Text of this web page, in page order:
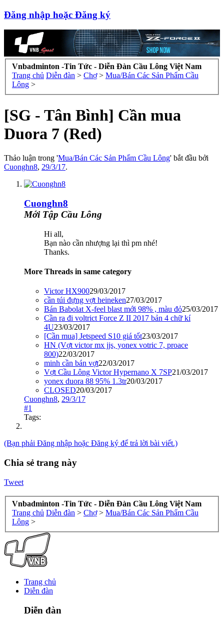
Đăng nhập hoặc Đăng ký
Vnbadminton -Tin Tức - Diễn Đàn Cầu Lông Việt Nam
Trang chủ Diễn đàn > Chợ > Mua/Bán Các Sản Phẩm Cầu
Lông >
[SG - Tân Bình] Cần mua
Duora 7 (Red)
Thảo luận trong 'Mua/Bán Các Sản Phẩm Cầu Lông' bắt đầu bởi
Cuonghn8, 29/3/17.
Cuonghn8
Mới Tập Cầu Lông
Hi all,
Bạn nào cần nhượng lại thì pm nhé!
Thanks.
More Threads in same category
Victor HX90029/03/2017
cần túi đựng vợt heineken27/03/2017
Bán Babolat X-feel blast mới 98% , màu đỏ25/03/2017
Cần ra đi voltrict Force Z II 2017 bản 4 chữ kí
4U23/03/2017
[Cần mua] Jetspeed S10 giá tốt23/03/2017
HN (Vợt victor mx jjs, yonex votric 7, proace
800)22/03/2017
minh cần bán vợt22/03/2017
Vợt Cầu Lông Victor Hypernano X 7SP21/03/2017
yonex duora 88 95% 1.3tr20/03/2017
CLOSED20/03/2017
Cuonghn8, 29/3/17
#1
Tags:
(Bạn phải Đăng nhập hoặc Đăng ký để trả lời bài viết.)
Chia sẻ trang này
Tweet
Vnbadminton -Tin Tức - Diễn Đàn Cầu Lông Việt Nam
Trang chủ Diễn đàn > Chợ > Mua/Bán Các Sản Phẩm Cầu
Lông >
Trang chủ
Diễn đàn
Diễn đàn